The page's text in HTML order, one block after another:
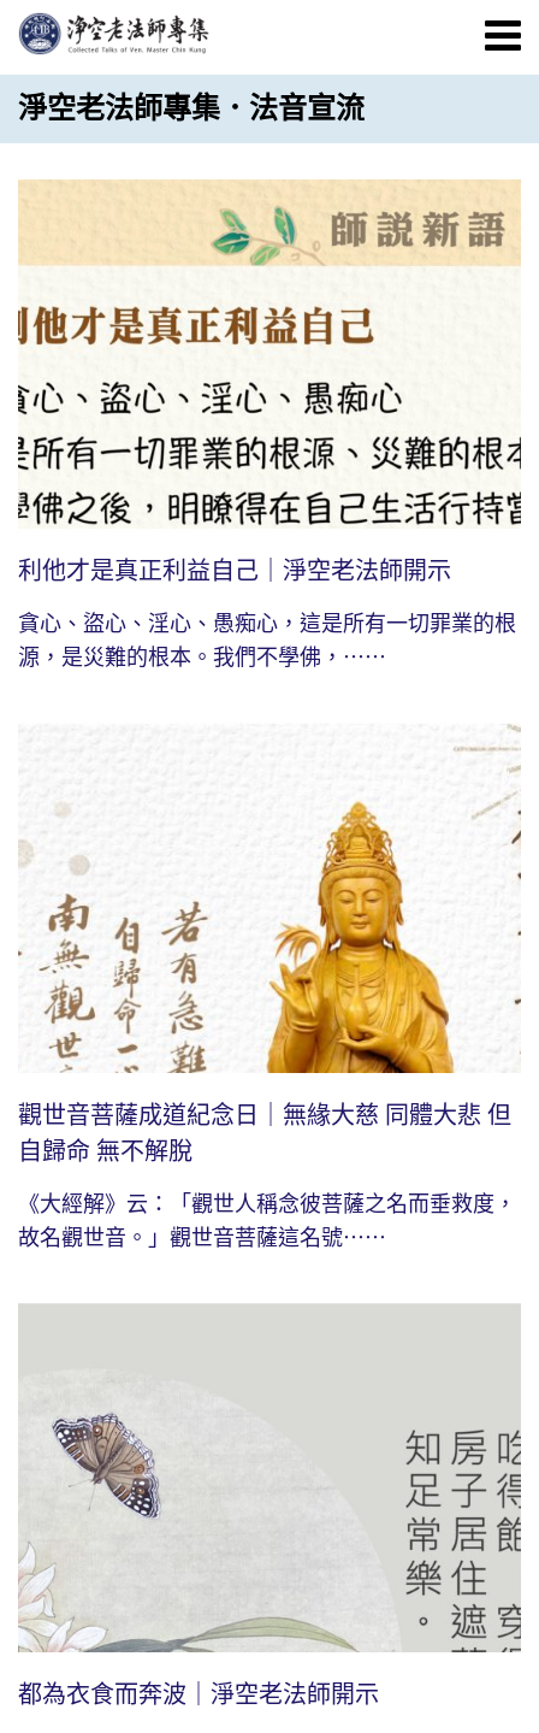
淨空老法師專集．法音宣流
利他才是真正利益自己｜淨空老法師開示
貪心、盜心、淫心、愚痴心，這是所有一切罪業的根
源，是災難的根本。我們不學佛，⋯⋯
觀世音菩薩成道紀念日｜無緣大慈 同體大悲 但
自歸命 無不解脫
《大經解》云：「觀世人稱念彼菩薩之名而垂救度，
故名觀世音。」觀世音菩薩這名號⋯⋯
都為衣食而奔波｜淨空老法師開示